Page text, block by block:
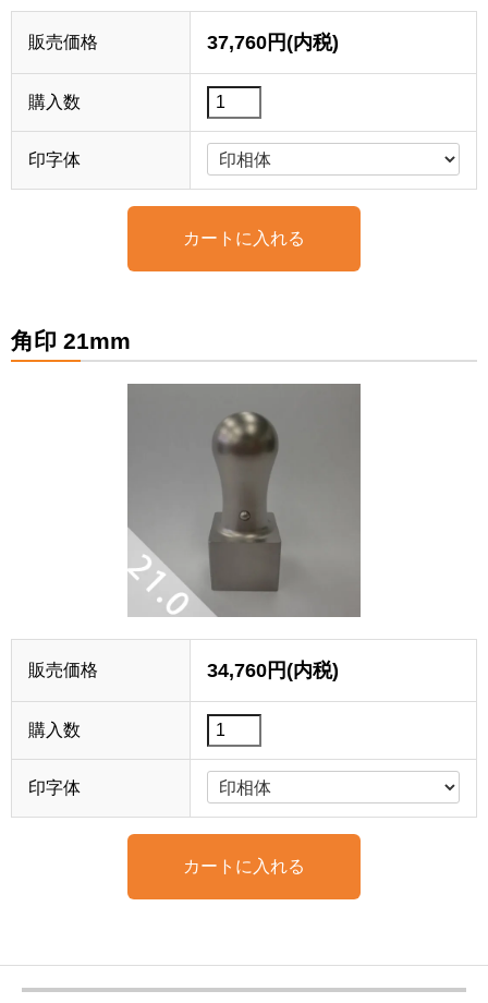
販売価格 37,760円(内税)
購入数
印字体
角印 21mm
販売価格 34,760円(内税)
購入数
印字体